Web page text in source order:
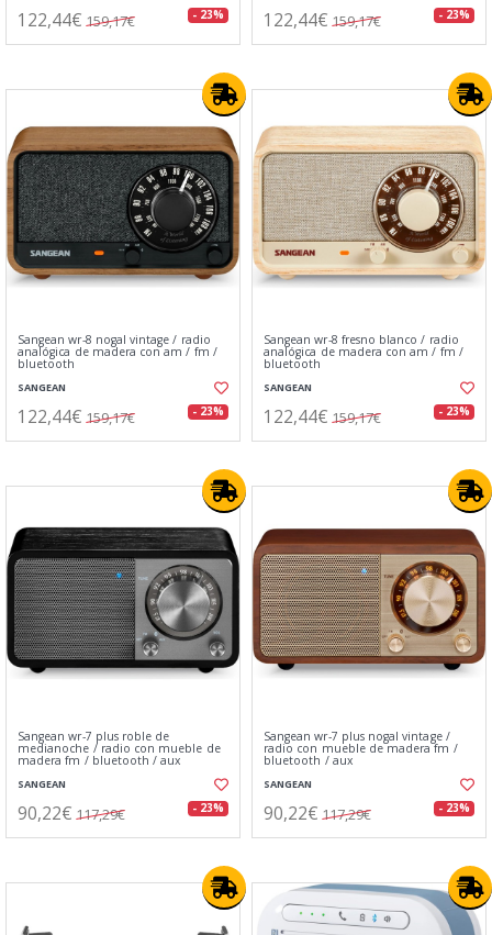
122,44€ 159,17€ - 23% 122,44€ 159,17€ - 23%
Sangean wr-8 nogal vintage / radio
analógica de madera con am / fm /
bluetooth
SANGEAN
122,44€ 159,17€ - 23%
Sangean wr-8 fresno blanco / radio
analógica de madera con am / fm /
bluetooth
SANGEAN
122,44€ 159,17€ - 23%
Sangean wr-7 plus roble de
medianoche / radio con mueble de
madera fm / bluetooth / aux
SANGEAN
90,22€ 117,29€ - 23%
Sangean wr-7 plus nogal vintage /
radio con mueble de madera fm /
bluetooth / aux
SANGEAN
90,22€ 117,29€ - 23%